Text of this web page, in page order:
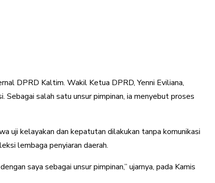
DPRD Kaltim. Wakil Ketua DPRD, Yenni Eviliana,
salah satu unsur pimpinan, ia menyebut proses
uji kelayakan dan kepatutan dilakukan tanpa komunikasi
lembaga penyiaran daerah.
saya sebagai unsur pimpinan,” ujarnya, pada Kamis